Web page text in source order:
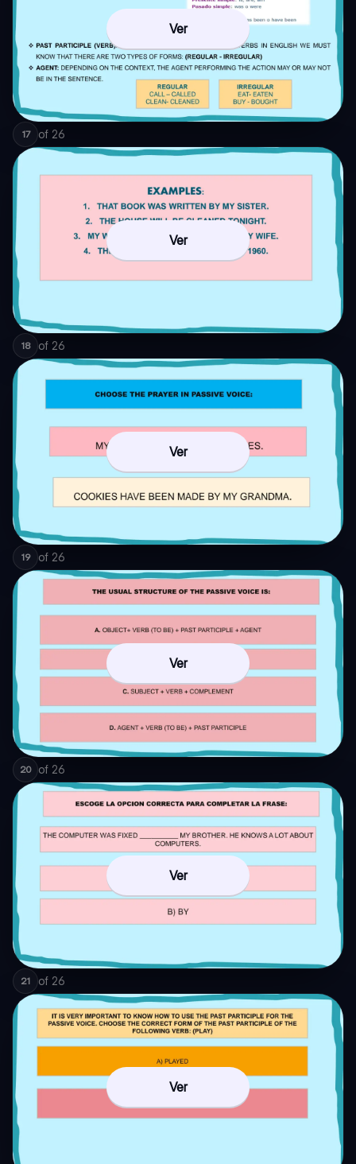
Ver
17 of 26
Ver
18 of 26
Ver
19 of 26
Ver
20 of 26
Ver
21 of 26
Ver